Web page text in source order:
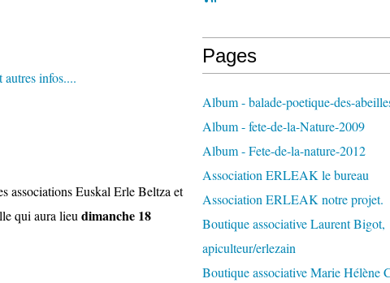
associations Euskal Erle Beltza et
qui aura lieu dimanche 18
Pages
Album - balade-poetique-des-
Album - fete-de-la-Nature-2009
Album - Fete-de-la-nature-2012
Association ERLEAK le bureau
Association ERLEAK notre projet.
Boutique associative Laurent Bigot,
apiculteur/erlezain
Boutique associative Marie Hélène